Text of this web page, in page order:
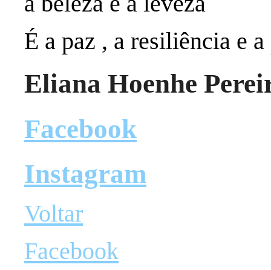
É a paz , a resiliência e
Eliana Hoenhe
Facebook
Instagram
Voltar
Facebook